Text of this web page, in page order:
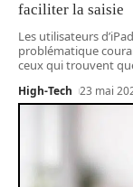
faciliter la saisie
Les utilisateurs
problématique
ceux qui trouvent
High-Tech 23 mai